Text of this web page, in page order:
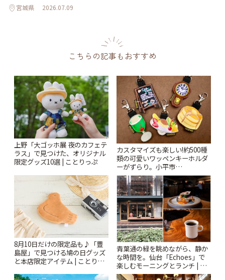
宮城県 2026.07.09
こちらの記事もおすすめ
上野「大ゴッホ展 夜のカフェテ
ラス」で見つけた、オリジナル
限定グッズ10選 | ことりっぷ
カスタマイズも楽しい!約500種
類の可愛いワッペンキーホルダ
ーがずらり。小平市
「Kimamaya T&K」 | ことりっ
ぷ
8月10日だけの限定品も♪「豊
島屋」で見つける鳩の日グッズ
と本店限定アイテム | ことりっ
青葉通の緑を眺めながら、静か
な時間を。仙台「Echoes」で
楽しむモーニングとランチ | こ
とりっぷ